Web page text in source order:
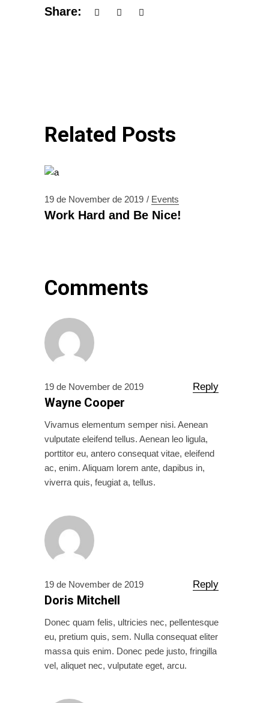
Share:
Related Posts
19 de November de 2019 Events
Work Hard and Be Nice!
Comments
19 de November de 2019 Reply
Wayne Cooper
Vivamus elementum semper nisi. Aenean
vulputate eleifend tellus. Aenean leo ligula,
porttitor eu, antero consequat vitae, eleifend
ac, enim. Aliquam lorem ante, dapibus in,
viverra quis, feugiat a, tellus.
19 de November de 2019 Reply
Doris Mitchell
Donec quam felis, ultricies nec, pellentesque
eu, pretium quis, sem. Nulla consequat eliter
massa quis enim. Donec pede justo, fringilla
vel, aliquet nec, vulputate eget, arcu.